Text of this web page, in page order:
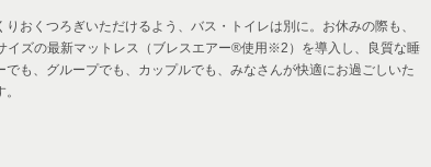
おくつろぎいただけるよう、バス・トイレは別に。お休みの際も、
イズの最新マットレス（ブレスエアー®使用※2）を導入し、良質な睡
も、グループでも、カップルでも、みなさんが快適にお過ごしいた